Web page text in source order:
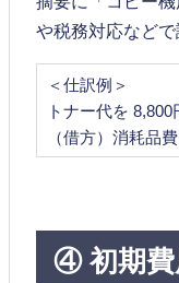
や税務対応などで
＜仕訳例＞
トナー代を
（借方）消耗品
④ 初期費